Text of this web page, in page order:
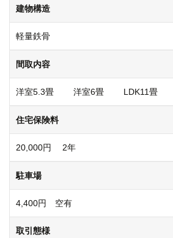
建物構造
軽量鉄骨
間取内容
洋室5.3畳 洋室6畳 LDK11畳
住宅保険料
20,000円 2年
駐車場
4,400円 空有
取引態様